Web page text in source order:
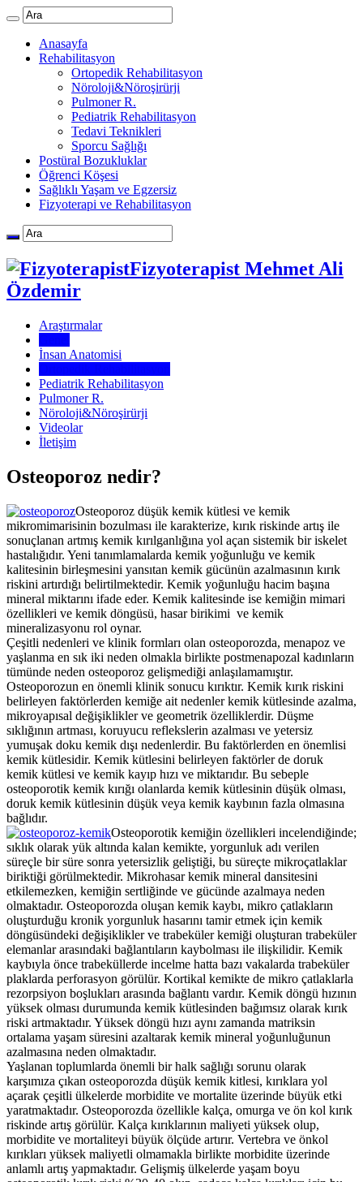
Anasayfa
Rehabilitasyon
Ortopedik Rehabilitasyon
Nöroloji&Nöroşirürji
Pulmoner R.
Pediatrik Rehabilitasyon
Tedavi Teknikleri
Sporcu Sağlığı
Postüral Bozukluklar
Öğrenci Köşesi
Sağlıklı Yaşam ve Egzersiz
Fizyoterapi ve Rehabilitasyon
Fizyoterapist Mehmet Ali
Özdemir
Araştırmalar
İnsan Anatomisi
Pediatrik Rehabilitasyon
Pulmoner R.
Nöroloji&Nöroşirürji
Videolar
İletişim
Osteoporoz nedir?
Osteoporoz düşük kemik kütlesi ve kemik
mikromimarisinin bozulması ile karakterize, kırık riskinde artış ile
sonuçlanan artmış kemik kırılganlığına yol açan sistemik bir iskelet
hastalığıdır. Yeni tanımlamalarda kemik yoğunluğu ve kemik
kalitesinin birleşmesini yansıtan kemik gücünün azalmasının kırık
riskini artırdığı belirtilmektedir. Kemik yoğunluğu hacim başına
mineral miktarını ifade eder. Kemik kalitesinde ise kemiğin mimari
özellikleri ve kemik döngüsü, hasar birikimi ve kemik
mineralizasyonu rol oynar.
Çeşitli nedenleri ve klinik formları olan osteoporozda, menapoz ve
yaşlanma en sık iki neden olmakla birlikte postmenapozal kadınların
tümünde neden osteoporoz gelişmediği anlaşılamamıştır.
Osteoporozun en önemli klinik sonucu kırıktır. Kemik kırık riskini
belirleyen faktörlerden kemiğe ait nedenler kemik kütlesinde azalma,
mikroyapısal değişiklikler ve geometrik özelliklerdir. Düşme
sıklığının artması, koruyucu reflekslerin azalması ve yetersiz
yumuşak doku kemik dışı nedenlerdir. Bu faktörlerden en önemlisi
kemik kütlesidir. Kemik kütlesini belirleyen faktörler de doruk
kemik kütlesi ve kemik kayıp hızı ve miktarıdır. Bu sebeple
osteoporotik kemik kırığı olanlarda kemik kütlesinin düşük olması,
doruk kemik kütlesinin düşük veya kemik kaybının fazla olmasına
bağlıdır.
Osteoporotik kemiğin özellikleri incelendiğinde;
sıklık olarak yük altında kalan kemikte, yorgunluk adı verilen
süreçle bir süre sonra yetersizlik geliştiği, bu süreçte mikroçatlaklar
biriktiği görülmektedir. Mikrohasar kemik mineral dansitesini
etkilemezken, kemiğin sertliğinde ve gücünde azalmaya neden
olmaktadır. Osteoporozda oluşan kemik kaybı, mikro çatlakların
oluşturduğu kronik yorgunluk hasarını tamir etmek için kemik
döngüsündeki değişiklikler ve trabeküler kemiği oluşturan trabeküler
elemanlar arasındaki bağlantıların kaybolması ile ilişkilidir. Kemik
kaybıyla önce trabeküllerde incelme hatta bazı vakalarda trabeküler
plaklarda perforasyon görülür. Kortikal kemikte de mikro çatlaklarla
rezorpsiyon boşlukları arasında bağlantı vardır. Kemik döngü hızının
yüksek olması durumunda kemik kütlesinden bağımsız olarak kırık
riski artmaktadır. Yüksek döngü hızı aynı zamanda matriksin
ortalama yaşam süresini azaltarak kemik mineral yoğunluğunun
azalmasına neden olmaktadır.
Yaşlanan toplumlarda önemli bir halk sağlığı sorunu olarak
karşımıza çıkan osteoporozda düşük kemik kitlesi, kırıklara yol
açarak çeşitli ülkelerde morbidite ve mortalite üzerinde büyük etki
yaratmaktadır. Osteoporozda özellikle kalça, omurga ve ön kol kırık
riskinde artış görülür. Kalça kırıklarının maliyeti yüksek olup,
morbidite ve mortaliteyi büyük ölçüde artırır. Vertebra ve önkol
kırıkları yüksek maliyetli olmamakla birlikte morbidite üzerinde
anlamlı artış yapmaktadır. Gelişmiş ülkelerde yaşam boyu